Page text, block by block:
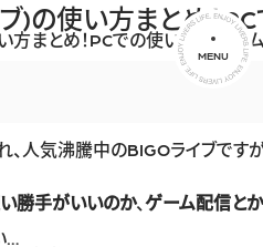
MENU
)の使い方まとめ！
、人気沸騰中のBIGOライブです
勝手がいいのか、 ゲーム配信と
…